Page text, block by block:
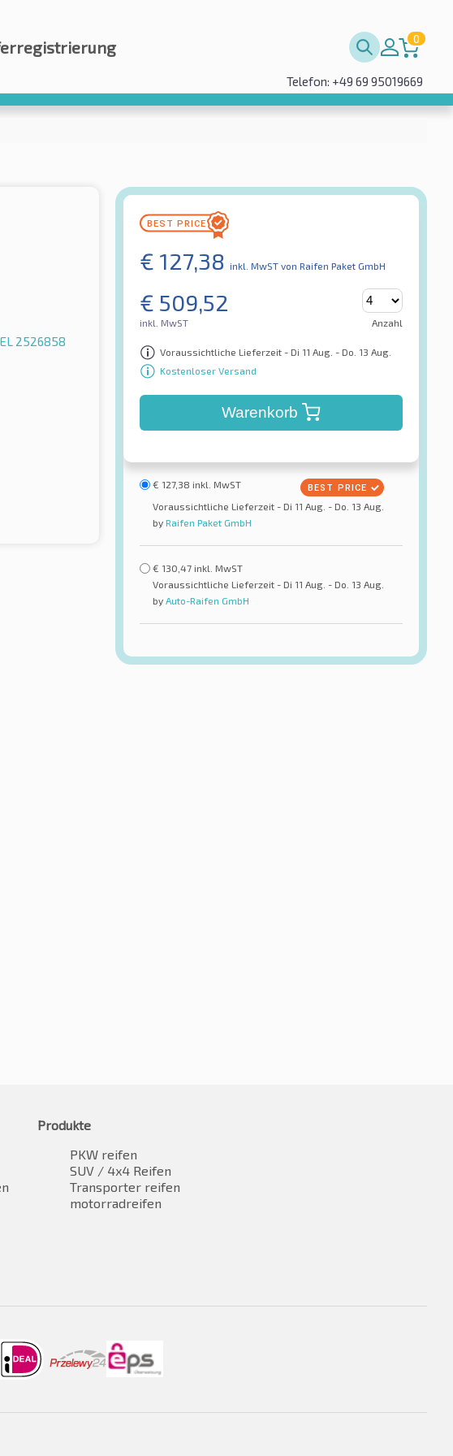
0
Telefon: +49 69 95019669
€ 127,38 inkl. MwST von Raifen Paket GmbH
€ 509,52
inkl. MwST Anzahl
Voraussichtliche Lieferzeit - Di 11 Aug. - Do. 13 Aug.
Kostenloser Versand
Warenkorb
€ 127,38 inkl. MwST
Voraussichtliche Lieferzeit - Di 11 Aug. - Do. 13 Aug.
by Raifen Paket GmbH
€ 130,47 inkl. MwST
Voraussichtliche Lieferzeit - Di 11 Aug. - Do. 13 Aug.
by Auto-Raifen GmbH
Produkte
PKW reifen
SUV / 4x4 Reifen
Transporter reifen
motorradreifen